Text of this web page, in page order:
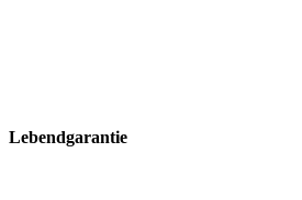
Lebendgarantie